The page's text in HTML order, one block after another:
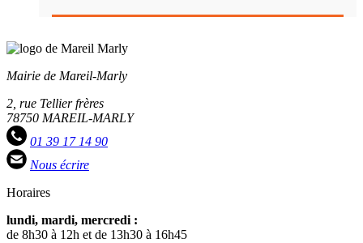
Mairie de Mareil-Marly
2, rue Tellier frères
78750 MAREIL-MARLY
01 39 17 14 90
Nous écrire
Horaires
lundi, mardi, mercredi :
de 8h30 à 12h et de 13h30 à 16h45